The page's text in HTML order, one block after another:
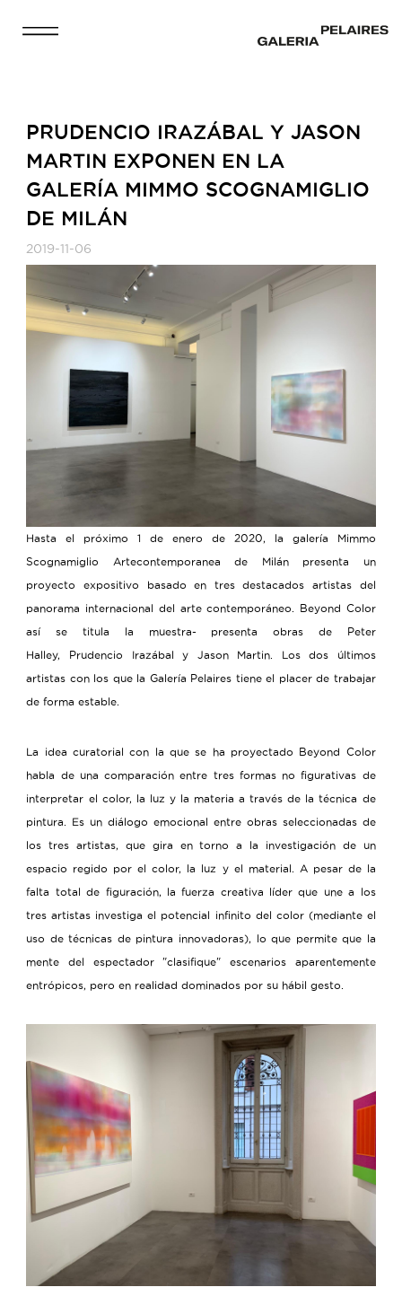
PRUDENCIO IRAZÁBAL Y JASON
MARTIN EXPONEN EN LA
GALERÍA MIMMO SCOGNAMIGLIO
DE MILÁN
2019-11-06
Hasta el próximo 1 de enero de 2020, la galería Mimmo
Scognamiglio Artecontemporanea de Milánpresenta un
proyecto expositivo basado en tres destacados artistas del
panorama internacional del arte contemporáneo. Beyond Color
así se titula la muestra- presenta obras de Peter
Halley, Prudencio Irazábaly Jason Martin . Los dos últimos
artistas con los que la Galería Pelaires tiene el placer de trabajar
de forma estable.
La idea curatorial con la que se ha proyectado Beyond Color
habla de una comparación entre tres formas no figurativas de
interpretar el color, la luz y la materia a través de la técnica de
pintura. Es un diálogo emocional entre obras seleccionadas de
los tres artistas, que gira en torno a la investigación de un
espacio regido por el color, la luz y el material. A pesar de la
falta total de figuración, la fuerza creativa líder que une a los
tres artistas investiga el potencial infinito del color (mediante el
uso de técnicas de pintura innovadoras), lo que permite que la
mente del espectador "clasifique" escenarios aparentemente
entrópicos, pero en realidad dominados por su hábil gesto.